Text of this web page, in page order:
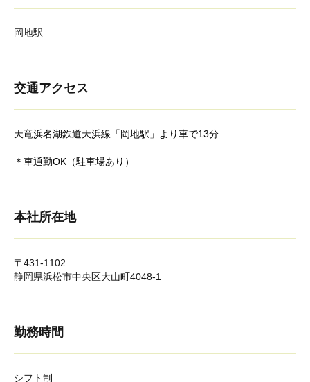
岡地駅
交通アクセス
天竜浜名湖鉄道天浜線「岡地駅」より車で13分
＊車通勤OK（駐車場あり）
本社所在地
〒431-1102
静岡県浜松市中央区大山町4048-1
勤務時間
シフト制